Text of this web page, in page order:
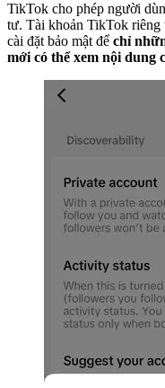
TikTok cho phép người
tư. Tài khoản TikTok riêng
cài đặt bảo mật để chỉ
mới có thể xem nội dung